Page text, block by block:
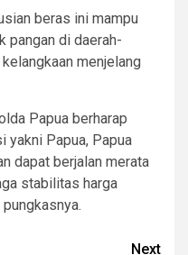
beras ini mampu
pangan di daerah-
menjelang
Papua berharap
Papua, Papua
dapat berjalan merata
stabilitas harga
Next